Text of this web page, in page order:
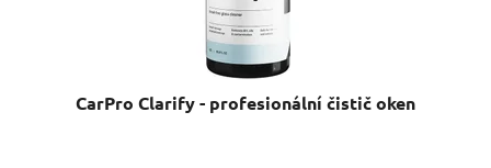
CarPro Clarify - profesionální čistič oken